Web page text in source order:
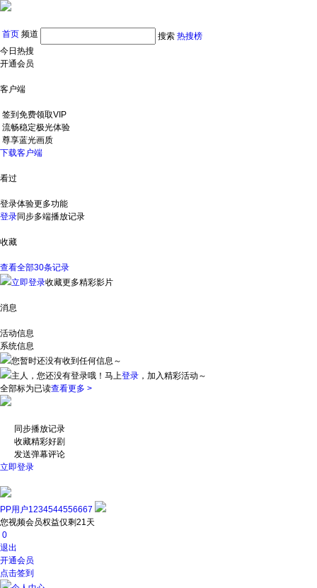
首页 频道 搜索 热搜榜
今日热搜
开通会员
客户端
签到免费领取VIP
流畅稳定极光体验
尊享蓝光画质
下载客户端
看过
登录体验更多功能
登录同步多端播放记录
收藏
查看全部30条记录
立即登录收藏更多精彩影片
消息
活动信息
系统信息
您暂时还没有收到任何信息～
主人，您还没有登录哦！ 马上登录 ，加入精彩活动～
全部标为已读查看更多 >
同步播放记录
收藏精彩好剧
发送弹幕评论
立即登录
PP用户1234544556667
您视频会员权益仅剩21天
0
退出
开通会员
点击签到